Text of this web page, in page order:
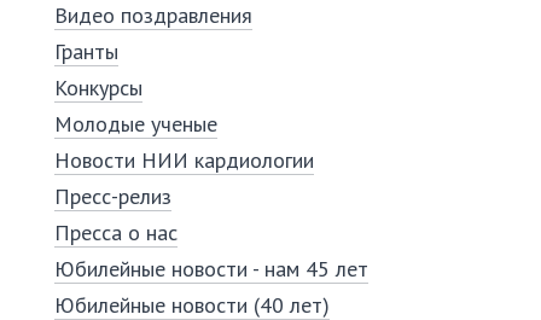
Видео поздравления
Гранты
Конкурсы
Молодые ученые
Новости НИИ кардиологии
Пресс-релиз
Пресса о нас
Юбилейные новости - нам 45 лет
Юбилейные новости (40 лет)